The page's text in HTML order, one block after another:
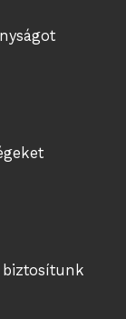
biztosítunk